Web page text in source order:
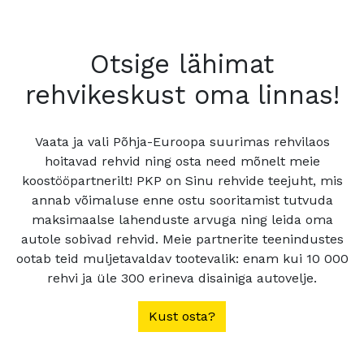
Otsige lähimat
rehvikeskust oma linnas!
Vaata ja vali Põhja-Euroopa suurimas rehvilaos
hoitavad rehvid ning osta need mõnelt meie
koostööpartnerilt! PKP on Sinu rehvide teejuht, mis
annab võimaluse enne ostu sooritamist tutvuda
maksimaalse lahenduste arvuga ning leida oma
autole sobivad rehvid. Meie partnerite teenindustes
ootab teid muljetavaldav tootevalik: enam kui 10 000
rehvi ja üle 300 erineva disainiga autovelje.
Kust osta?